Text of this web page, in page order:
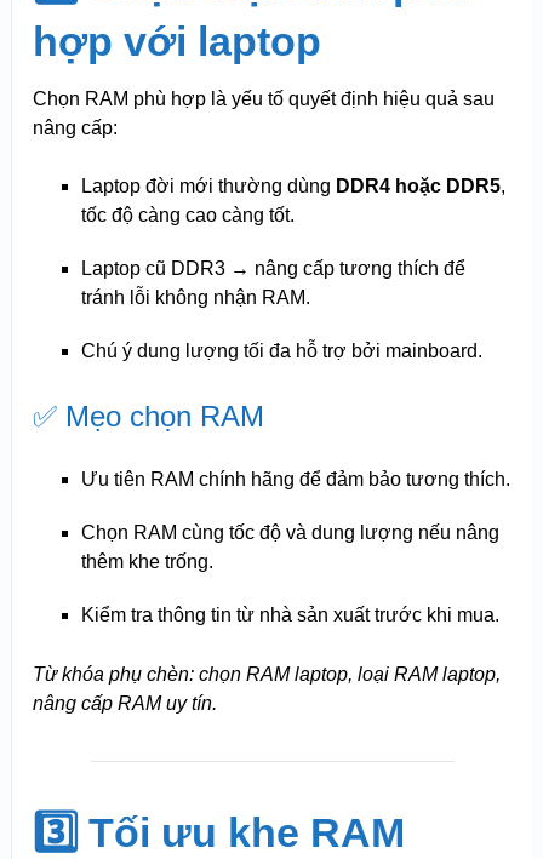
hợp với laptop
Chọn RAM phù hợp là yếu tố quyết định hiệu quả sau
nâng cấp:
Laptop đời mới thường dùng DDR4 hoặc DDR5,
tốc độ càng cao càng tốt.
Laptop cũ DDR3 → nâng cấp tương thích để
tránh lỗi không nhận RAM.
Chú ý dung lượng tối đa hỗ trợ bởi mainboard.
✅ Mẹo chọn RAM
Ưu tiên RAM chính hãng để đảm bảo tương thích.
Chọn RAM cùng tốc độ và dung lượng nếu nâng
thêm khe trống.
Kiểm tra thông tin từ nhà sản xuất trước khi mua.
Từ khóa phụ chèn: chọn RAM laptop, loại RAM laptop,
nâng cấp RAM uy tín.
3️⃣ Tối ưu khe RAM